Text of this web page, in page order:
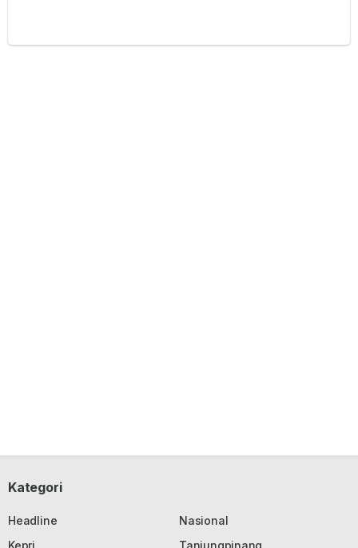
Kategori
Headline
Nasional
Kepri
Tanjungpinang